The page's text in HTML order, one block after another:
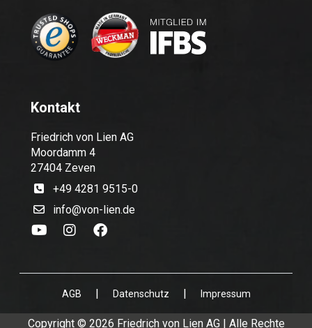
Kontakt
Friedrich von Lien AG
Moordamm 4
27404 Zeven
+49 4281 9515-0
info@von-lien.de
AGB | Datenschutz | Impressum
Copyright © 2026 Friedrich von Lien AG | Alle Rechte